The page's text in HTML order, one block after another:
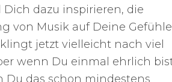
Dich dazu inspirieren, die
von Musik auf Deine Gefühle
jetzt vielleicht nach viel
wenn Du einmal ehrlich
Du das schon mindestens